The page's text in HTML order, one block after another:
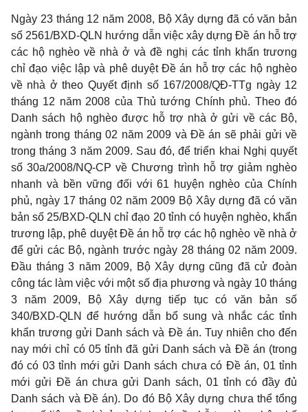
Ngày 23 tháng 12 năm 2008, Bộ Xây dựng đã có văn bản
số 2561/BXD-QLN hướng dẫn việc xây dựng Đề án hỗ trợ
các hộ nghèo về nhà ở và đề nghị các tỉnh khẩn trương
chỉ đạo việc lập và phê duyệt Đề án hỗ trợ các hộ nghèo
về nhà ở theo Quyết định số 167/2008/QĐ-TTg ngày 12
tháng 12 năm 2008 của Thủ tướng Chính phủ. Theo đó
Danh sách hộ nghèo được hỗ trợ nhà ở gửi về các Bộ,
ngành trong tháng 02 năm 2009 và Đề án sẽ phải gửi về
trong tháng 3 năm 2009. Sau đó, để triển khai Nghị quyết
số 30a/2008/NQ-CP về Chương trình hỗ trợ giảm nghèo
nhanh và bền vững đối với 61 huyện nghèo của Chính
phủ, ngày 17 tháng 02 năm 2009 Bộ Xây dựng đã có văn
bản số 25/BXD-QLN chỉ đạo 20 tỉnh có huyện nghèo, khẩn
trương lập, phê duyệt Đề án hỗ trợ các hộ nghèo về nhà ở
để gửi các Bộ, ngành trước ngày 28 tháng 02 năm 2009.
Đầu tháng 3 năm 2009, Bộ Xây dựng cũng đã cử đoàn
công tác làm việc với một số địa phương và ngày 10 tháng
3 năm 2009, Bộ Xây dựng tiếp tục có văn bản số
340/BXD-QLN để hướng dẫn bổ sung và nhắc các tỉnh
khẩn trương gửi Danh sách và Đề án. Tuy nhiên cho đến
nay mới chỉ có 05 tỉnh đã gửi Danh sách và Đề án (trong
đó có 03 tỉnh mới gửi Danh sách chưa có Đề án, 01 tỉnh
mới gửi Đề án chưa gửi Danh sách, 01 tỉnh có đầy đủ
Danh sách và Đề án). Do đó Bộ Xây dựng chưa thể tổng